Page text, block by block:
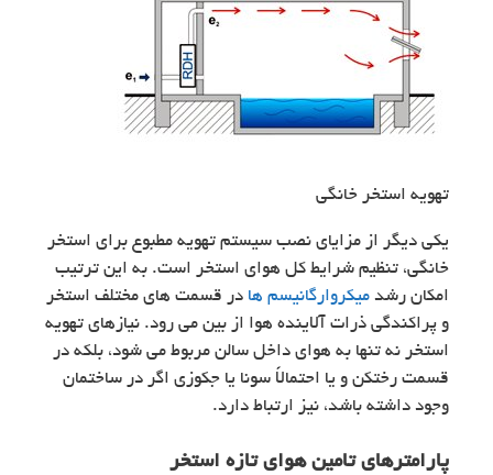
تهویه استخر خانگی
یکی دیگر از مزایای نصب سیستم تهویه مطبوع برای استخر
خانگی، تنظیم شرایط کل هوای استخر است. به این ترتیب
امکان رشد میکروارگانیسم ها در قسمت‌ های مختلف استخر
و پراکندگی ذرات آلاینده هوا از بین می رود. نیازهای تهویه
استخر نه تنها به هوای داخل سالن مربوط می شود، بلکه در
قسمت رختکن و یا احتمالاً سونا یا جکوزی اگر در ساختمان
وجود داشته باشد، نیز ارتباط دارد.
پارامترهای تامین هوای تازه استخر